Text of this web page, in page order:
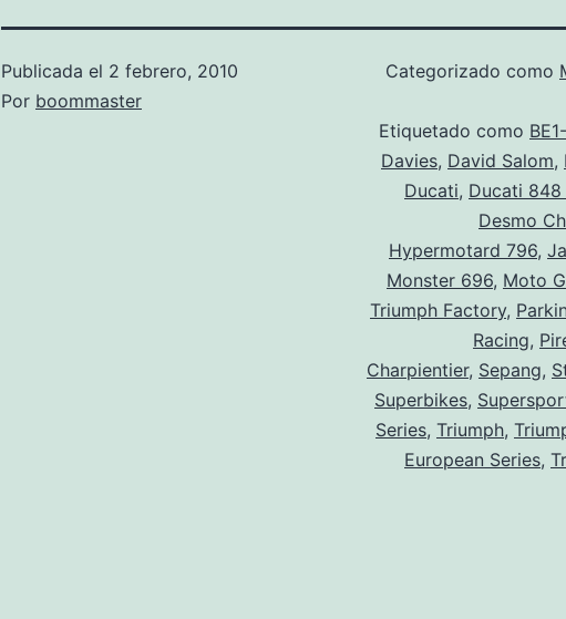
Publicada el 2 febrero, 2010
Por boommaster
Categorizado como
Etiquetado como
Davies, David Salom,
Ducati, Ducati
Desmo
Hypermotard 796,
Monster 696, Moto
Triumph Factory,
Racing,
Charpientier, Sepang,
Superbikes,
Series, Triumph,
European Series,